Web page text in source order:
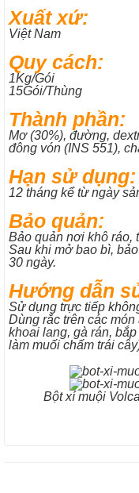
Xuất xứ:
Việt Nam
Quy cách:
1Kg/Gói
15Gói/Thùng
Thành phần:
Mơ (30%), đường,
đông vón (INS 551),
Hạn sử dụng:
12 tháng kể từ ngày
Bảo quản:
Bảo quản nơi khô ráo,
Sau khi mở bao bì,
30 ngày.
Hướng dẫn
Sử dụng trực tiếp
Dùng rắc trên các
khoai lang, gà rán,
làm muối chấm trái
Bột xí muội